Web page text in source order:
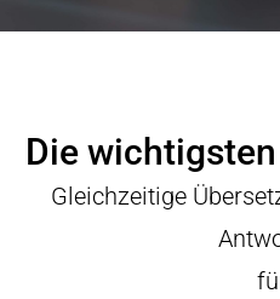
Die
Gleichzeitige